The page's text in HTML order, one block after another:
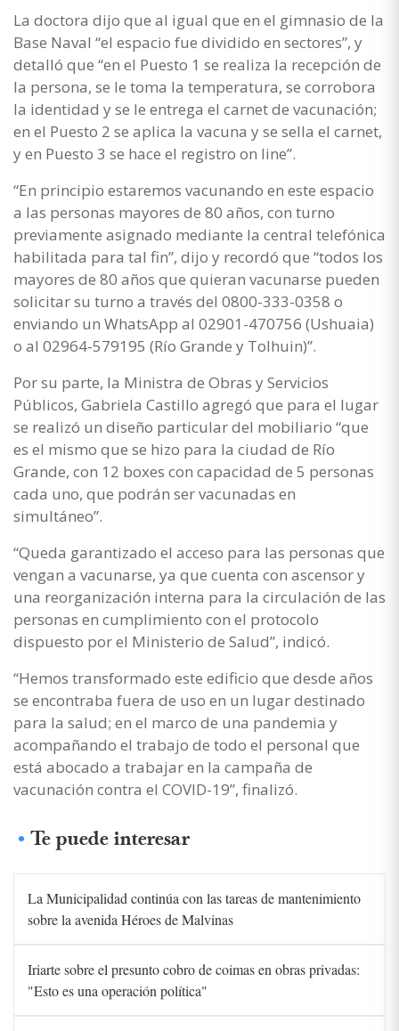
La doctora dijo que al igual que en el gimnasio de la
Base Naval “el espacio fue dividido en sectores”, y
detalló que “en el Puesto 1 se realiza la recepción de
la persona, se le toma la temperatura, se corrobora
la identidad y se le entrega el carnet de vacunación;
en el Puesto 2 se aplica la vacuna y se sella el carnet,
y en Puesto 3 se hace el registro on line”.
“En principio estaremos vacunando en este espacio
a las personas mayores de 80 años, con turno
previamente asignado mediante la central telefónica
habilitada para tal fin”, dijo y recordó que “todos los
mayores de 80 años que quieran vacunarse pueden
solicitar su turno a través del 0800-333-0358 o
enviando un WhatsApp al 02901-470756 (Ushuaia)
o al 02964-579195 (Río Grande y Tolhuin)”.
Por su parte, la Ministra de Obras y Servicios
Públicos, Gabriela Castillo agregó que para el lugar
se realizó un diseño particular del mobiliario “que
es el mismo que se hizo para la ciudad de Río
Grande, con 12 boxes con capacidad de 5 personas
cada uno, que podrán ser vacunadas en
simultáneo”.
“Queda garantizado el acceso para las personas que
vengan a vacunarse, ya que cuenta con ascensor y
una reorganización interna para la circulación de las
personas en cumplimiento con el protocolo
dispuesto por el Ministerio de Salud”, indicó.
“Hemos transformado este edificio que desde años
se encontraba fuera de uso en un lugar destinado
para la salud; en el marco de una pandemia y
acompañando el trabajo de todo el personal que
está abocado a trabajar en la campaña de
vacunación contra el COVID-19”, finalizó.
Te puede interesar
La Municipalidad continúa con las tareas de mantenimiento
sobre la avenida Héroes de Malvinas
Iriarte sobre el presunto cobro de coimas en obras privadas:
"Esto es una operación política"